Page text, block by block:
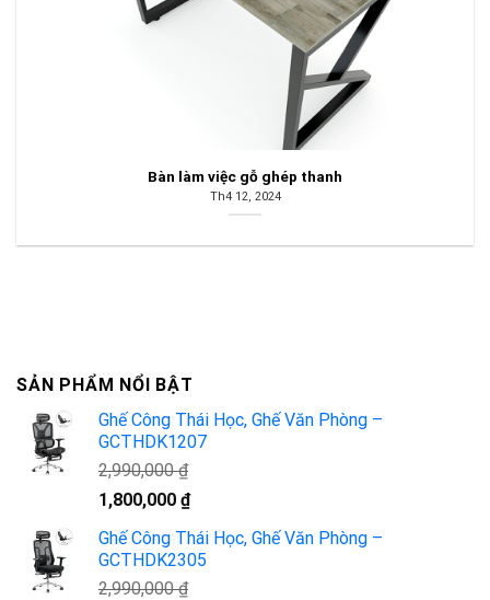
Bàn làm việc gỗ ghép thanh
Th4 12, 2024
SẢN PHẨM NỔI BẬT
Ghế Công Thái Học, Ghế Văn Phòng –
GCTHDK1207
2,990,000₫
Giá
là:
2,990,000 ₫.
1,800,000 ₫Giá
tại
là:
Ghế Công Thái Học, Ghế Văn Phòng –
GCTHDK2305
2,990,000₫